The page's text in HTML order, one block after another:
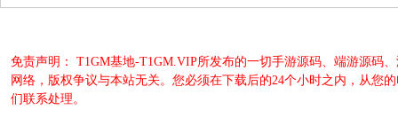
免责声明： T1GM基地-T1GM.VIP所发布的一切手游源码、端游源码
网络，版权争议与本站无关。您必须在下载后的24个小时之内，从您
们联系处理。